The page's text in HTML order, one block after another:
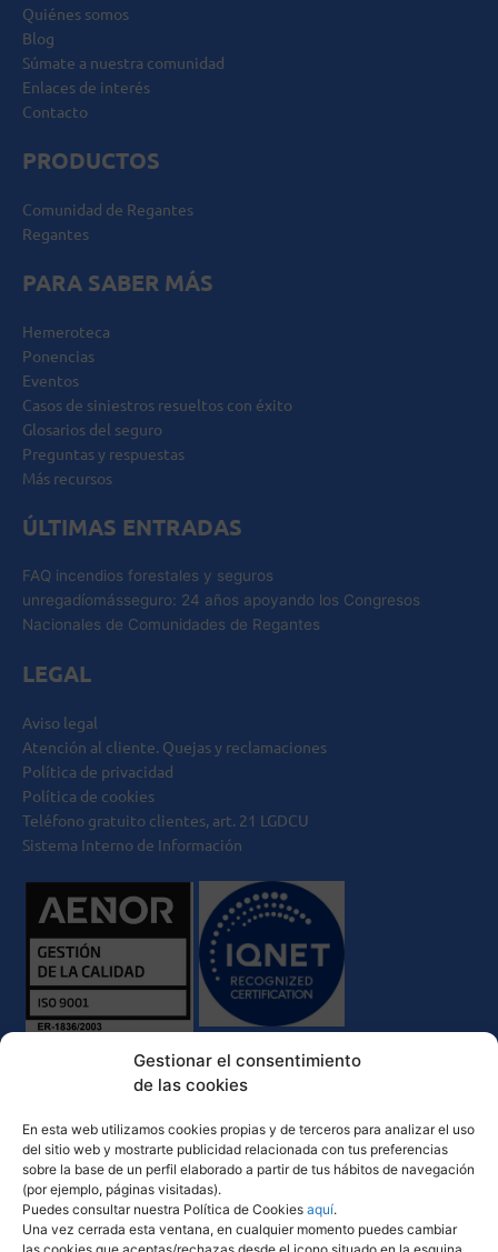
Gestionar el consentimiento
de las cookies
En esta web utilizamos cookies propias y de terceros para analizar el uso
del sitio web y mostrarte publicidad relacionada con tus preferencias
sobre la base de un perfil elaborado a partir de tus hábitos de navegación
(por ejemplo, páginas visitadas).
Puedes consultar nuestra Política de Cookies aquí.
Una vez cerrada esta ventana, en cualquier momento puedes cambiar
Quiénes somos
Blog
Súmate a nuestra comunidad
Enlaces de interés
Contacto
PRODUCTOS
Comunidad de Regantes
Regantes
PARA SABER MÁS
Hemeroteca
Ponencias
Eventos
Casos de siniestros resueltos con éxito
Glosarios del seguro
Preguntas y respuestas
Más recursos
ÚLTIMAS ENTRADAS
FAQ incendios forestales y seguros
unregadíomásseguro: 24 años apoyando los Congresos
Nacionales de Comunidades de Regantes
LEGAL
Aviso legal
Atención al cliente. Quejas y reclamaciones
Política de privacidad
Política de cookies
Teléfono gratuito clientes, art. 21 LGDCU
Sistema Interno de Información